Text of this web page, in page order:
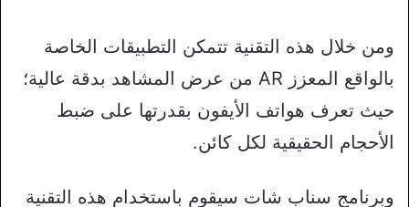
ومن خلال هذه التقنية تتمكن التطبيقات الخاصة
بالواقع المعزز AR من عرض المشاهد بدقة عالية؛
حيث تعرف هواتف الأيفون بقدرتها على ضبط
الأحجام الحقيقية لكل كائن.
وبرنامج سناب شات سيقوم باستخدام هذه التقنية